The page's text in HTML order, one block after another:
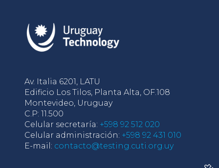
Av. Italia 6201, LATU
Edificio Los Tilos, Planta Alta, OF.108
Montevideo, Uruguay
C.P: 11.500
Celular secretaría: +598 92 512 020
Celular administración: +598 92 431 010
E-mail: contacto@testing.cuti.org.uy